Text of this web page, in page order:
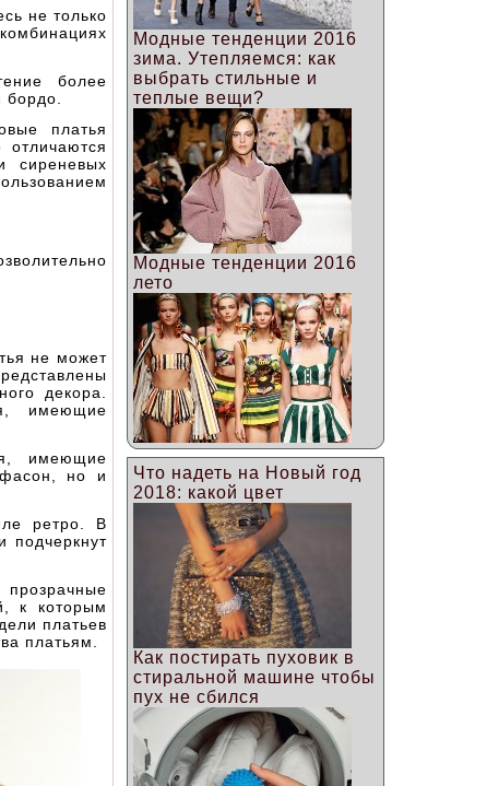
не только
более
платья
сиреневых
не может
декора.
имеющие
имеющие
но и
ретро. В
подчеркнут
прозрачные
к которым
платьев
платьям.
Модные тенденции 2016
зима. Утепляемся: как
выбрать стильные и
теплые вещи?
Модные тенденции 2016
лето
Что надеть на Новый год
2018: какой цвет
Как постирать пуховик в
стиральной машине чтобы
пух не сбился